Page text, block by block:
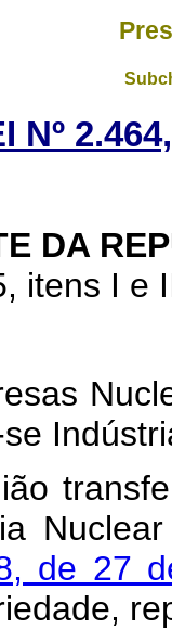
Nº
DA
itens I e
de 27